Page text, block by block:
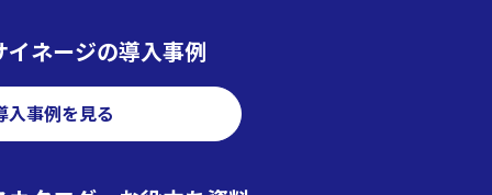
イネージの導入事例
入事例を見る